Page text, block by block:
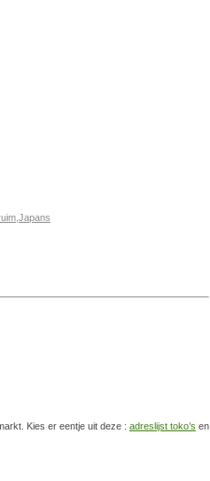
,Japans
Kies er eentje uit deze : adreslijst toko’s en